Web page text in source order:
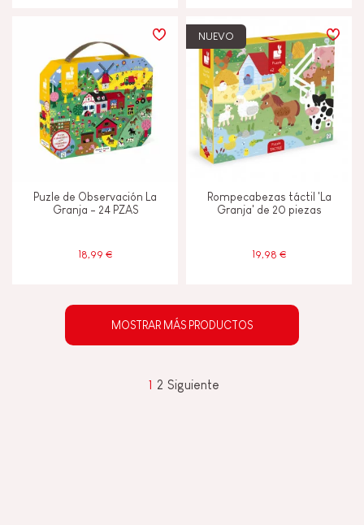
Puzle de Observación La
Granja - 24 PZAS
18,99 €
NUEVO
Rompecabezas táctil 'La
Granja' de 20 piezas
19,98 €
MOSTRAR MÁS PRODUCTOS
1 2 Siguiente